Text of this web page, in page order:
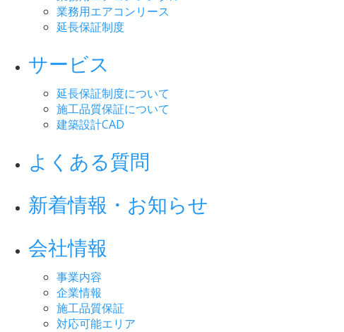
業務用エアコンリース
延長保証制度
サービス
延長保証制度について
施工品質保証について
建築設計CAD
よくある質問
新着情報・お知らせ
会社情報
事業内容
企業情報
施工品質保証
対応可能エリア